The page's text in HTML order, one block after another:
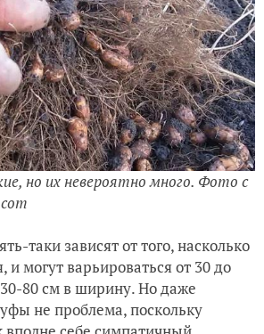
но их невероятно много. Фото с
таки зависят от того, насколько
и могут варьироваться от 30 до
80 см в ширину. Но даже
не проблема, поскольку